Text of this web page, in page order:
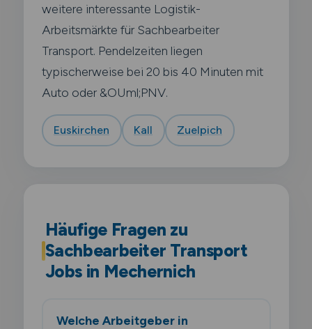
weitere interessante Logistik-
Arbeitsmärkte für Sachbearbeiter
Transport. Pendelzeiten liegen
typischerweise bei 20 bis 40 Minuten mit
Auto oder &OUml;PNV.
Euskirchen Kall Zuelpich
Häufige Fragen zu
Sachbearbeiter Transport
Jobs in Mechernich
Welche Arbeitgeber in